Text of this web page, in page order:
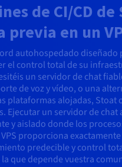
de CI/CD de
previa en un
autohospedado diseñado
el control total de su
un servidor de chat
de voz y vídeo, o una
plataformas alojadas, Stoat
Ejecutar un servidor de
y aislado donde los
proporciona exactamente
predecible y control
que depende vuestra